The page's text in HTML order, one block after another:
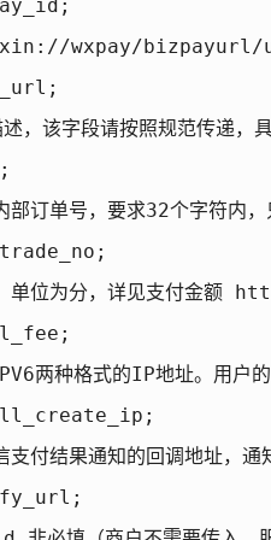
wxpay/bizpayurl/
述，该字段请按照规范
部订单号，要求32个字
单位为分，详见支付金
两种格式的IP地址。用户
付结果通知的回调地址，